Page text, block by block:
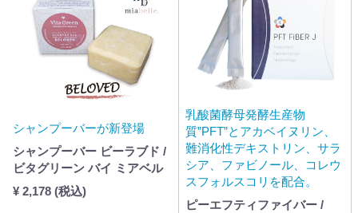
シャンプーバーが新登場
シャンプーバー ビーラブド /
ビタグリーン バイ ミアベル
¥ 2,178 (税込)
乳酸菌酵母発酵生産物
質”PFT”とアカベイヌリン、
難消化性デキストリン、サラ
シア、ファビノール、コレウ
スフォルスコリを配合。
ピーエフティファイバー /